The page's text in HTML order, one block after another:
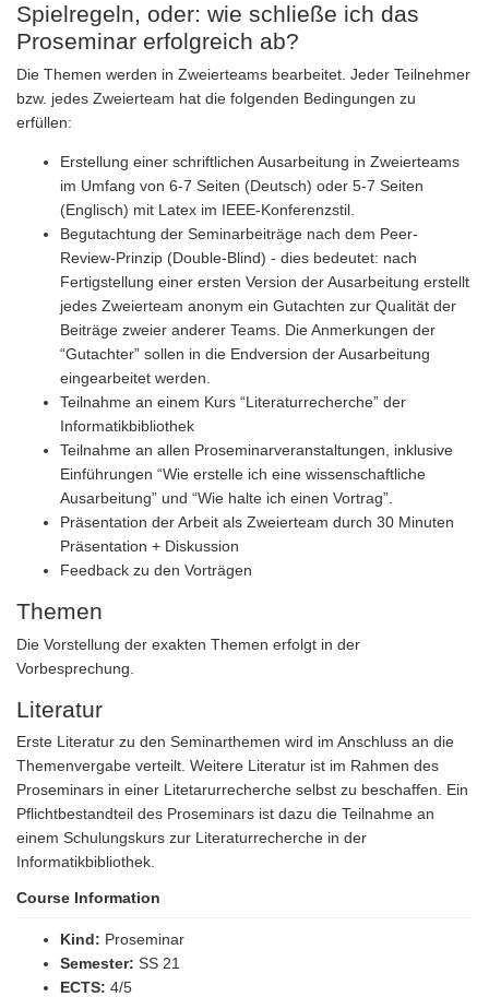
Spielregeln, oder: wie schließe ich das
Proseminar erfolgreich ab?
Die Themen werden in Zweierteams bearbeitet. Jeder Teilnehmer
bzw. jedes Zweierteam hat die folgenden Bedingungen zu
erfüllen:
Erstellung einer schriftlichen Ausarbeitung in Zweierteams
im Umfang von 6-7 Seiten (Deutsch) oder 5-7 Seiten
(Englisch) mit Latex im IEEE-Konferenzstil.
Begutachtung der Seminarbeiträge nach dem Peer-
Review-Prinzip (Double-Blind) - dies bedeutet: nach
Fertigstellung einer ersten Version der Ausarbeitung erstellt
jedes Zweierteam anonym ein Gutachten zur Qualität der
Beiträge zweier anderer Teams. Die Anmerkungen der
“Gutachter” sollen in die Endversion der Ausarbeitung
eingearbeitet werden.
Teilnahme an einem Kurs “Literaturrecherche” der
Informatikbibliothek
Teilnahme an allen Proseminarveranstaltungen, inklusive
Einführungen “Wie erstelle ich eine wissenschaftliche
Ausarbeitung” und “Wie halte ich einen Vortrag”.
Präsentation der Arbeit als Zweierteam durch 30 Minuten
Präsentation + Diskussion
Feedback zu den Vorträgen
Themen
Die Vorstellung der exakten Themen erfolgt in der
Vorbesprechung.
Literatur
Erste Literatur zu den Seminarthemen wird im Anschluss an die
Themenvergabe verteilt. Weitere Literatur ist im Rahmen des
Proseminars in einer Litetarurrecherche selbst zu beschaffen. Ein
Pflichtbestandteil des Proseminars ist dazu die Teilnahme an
einem Schulungskurs zur Literaturrecherche in der
Informatikbibliothek.
Course Information
Kind: Proseminar
Semester: SS 21
ECTS: 4/5